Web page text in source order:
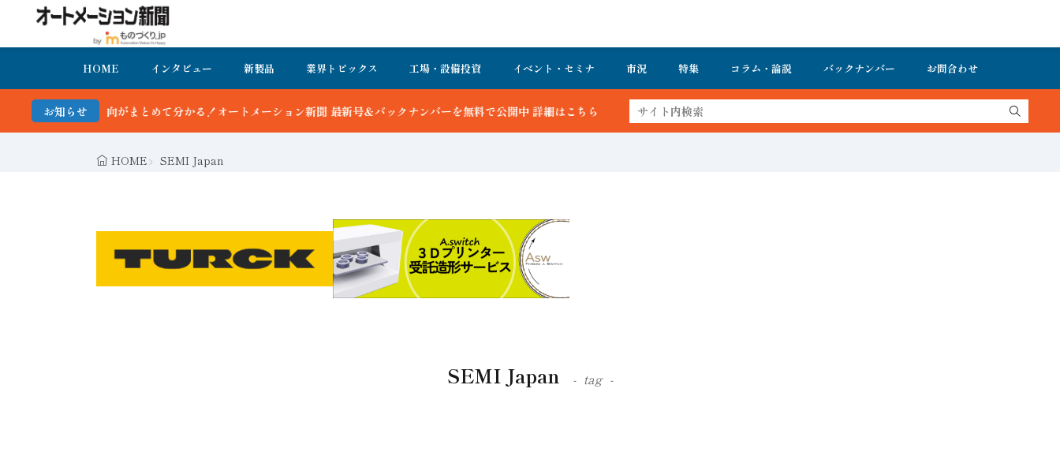
HOME インタビュー 新製品 業界トピックス 工場・設備投資 イベント・セミナ 市況 特集 コラム・論説 バックナンバー お問合わせ
お知らせ
向がまとめて分かる！オートメーション新聞 最新号＆バックナンバーを無料で公開中 詳細はこちら
HOME SEMI Japan
SEMI Japan tag